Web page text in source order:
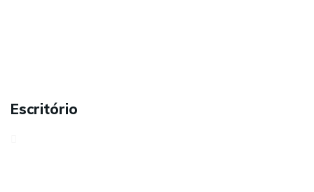
Escritório